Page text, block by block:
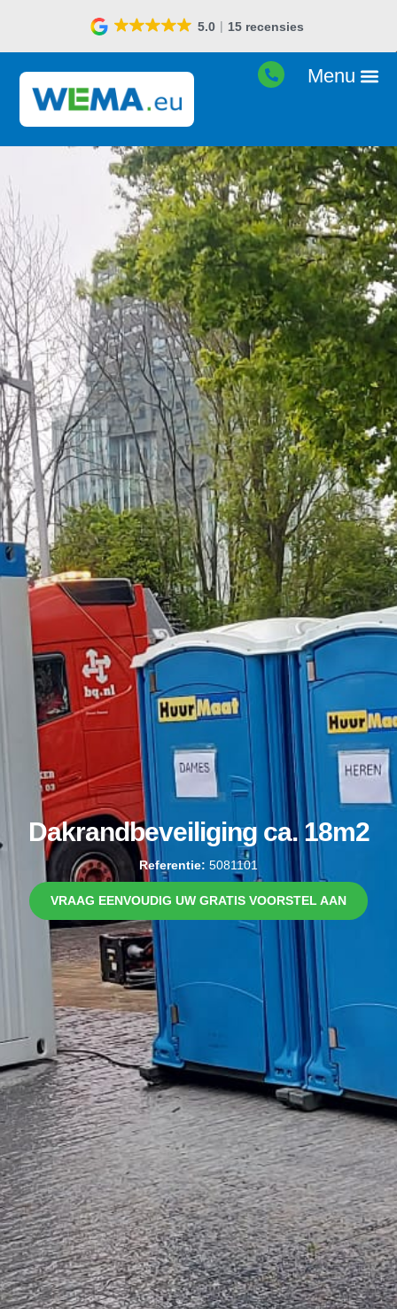
5.0 15 recensies
Dakrandbeveiliging ca. 18m2
Referentie: 5081101
VRAAG EENVOUDIG UW GRATIS VOORSTEL AAN